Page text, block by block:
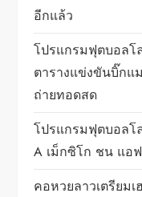
a
t
i
o
n
อีกแล้ว
โปรแกรมฟุตบอลโ
ตารางแข่งขันบิ๊กแ
ถ่ายทอดสด
โปรแกรมฟุตบอลโ
A เม็กซิโก ชน แอ
คอหวยลาวเตรียม